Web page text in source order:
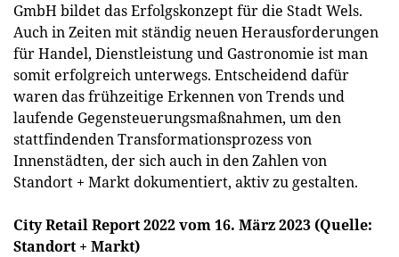
GmbH bildet das Erfolgskonzept für die Stadt Wels.
Auch in Zeiten mit ständig neuen Herausforderungen
für Handel, Dienstleistung und Gastronomie ist man
somit erfolgreich unterwegs. Entscheidend dafür
waren das frühzeitige Erkennen von Trends und
laufende Gegensteuerungsmaßnahmen, um den
stattfindenden Transformationsprozess von
Innenstädten, der sich auch in den Zahlen von
Standort + Markt dokumentiert, aktiv zu gestalten.
City Retail Report 2022 vom 16. März 2023 (Quelle:
Standort + Markt)